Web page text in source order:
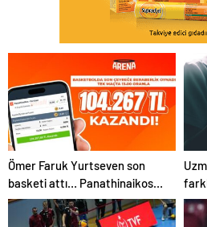
Ömer Faruk Yurtseven son
basketi attı… Panathinaikos –
Partizan maçında beraberliği
bilen Misli üyesi 104.267 TL
ile